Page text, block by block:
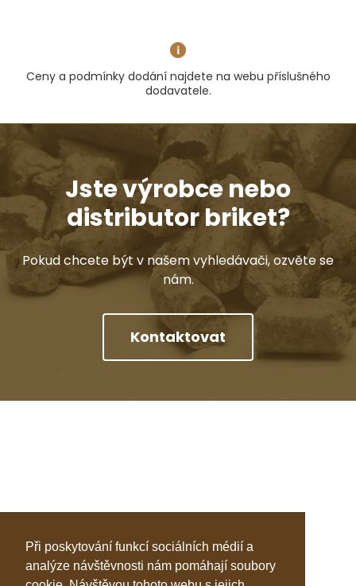
Při poskytování funkcí sociálních médií a
analýze návštěvnosti nám pomáhají soubory
Ceny a podmínky dodání najdete na webu příslušného
dodavatele.
Jste výrobce nebo
distributor briket?
Pokud chcete být v našem vyhledávači, ozvěte se
nám.
Kontaktovat